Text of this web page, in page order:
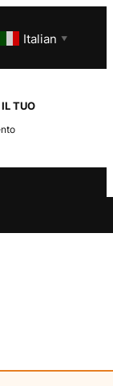
Italian ▼
TUO